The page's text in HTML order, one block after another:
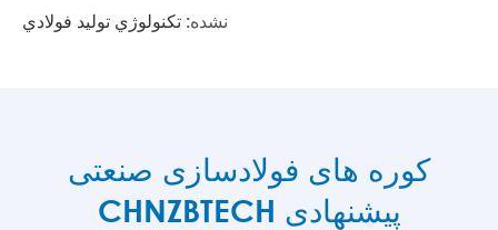
نشده: تکنولوژي توليد فولادي
کوره های فولادسازی صنعتی
CHNZBTECH پیشنهادی